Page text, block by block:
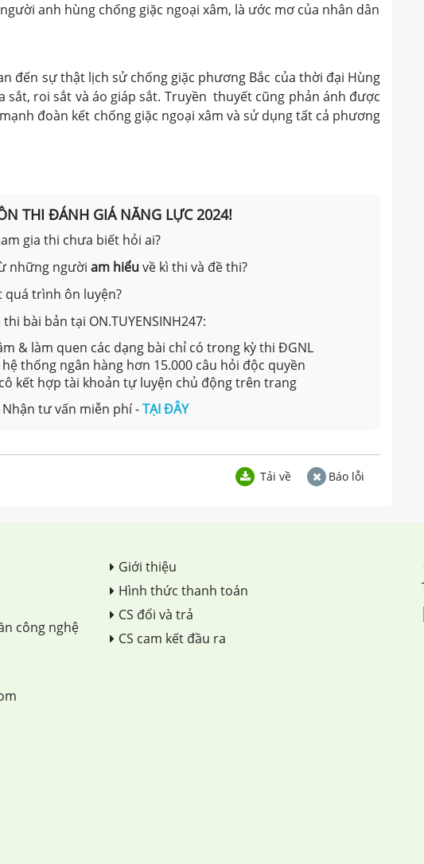
anh hùng chống giặc ngoại xâm, là ước mơ của nhân dân
đến sự thật lịch sử chống giặc phương Bắc của thời đại Hùng
sắt, roi sắt và áo giáp sắt. Truyền thuyết cũng phản ánh được
đoàn kết chống giặc ngoại xâm và sử dụng tất cả phương
THI ĐÁNH GIÁ NĂNG LỰC 2024!
gia thi chưa biết hỏi ai?
những người am hiểuvề kì thi và đề thi?
quá trình ôn luyện?
bài bản tại ON.TUYENSINH247:
& làm quen các dạng bài chỉ có trong kỳ thi ĐGNL
thống ngân hàng hơn 15.000 câu hỏi độc quyền
kết hợp tài khoản tự luyện chủ động trên trang
tư vấn miễn phí -TẠI ĐÂY
Tải về Báo lỗi
công nghệ
Giới thiệu
Hình thức thanh toán
CS đổi và trả
CS cam kết đầu ra